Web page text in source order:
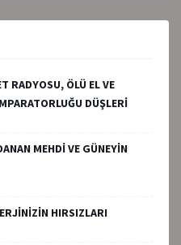
RADYOSU, ÖLÜ EL VE
DÜŞLERİ
MEHDİ VE GÜNEYİN
HIRSIZLARI